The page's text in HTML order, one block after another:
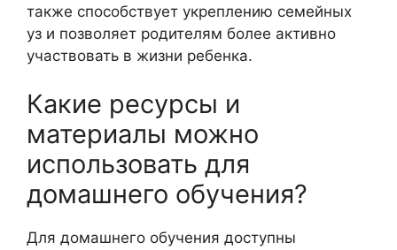
также способствует укреплению семейных
уз и позволяет родителям более активно
участвовать в жизни ребенка.
Какие ресурсы и
материалы можно
использовать для
домашнего обучения?
Для домашнего обучения доступны